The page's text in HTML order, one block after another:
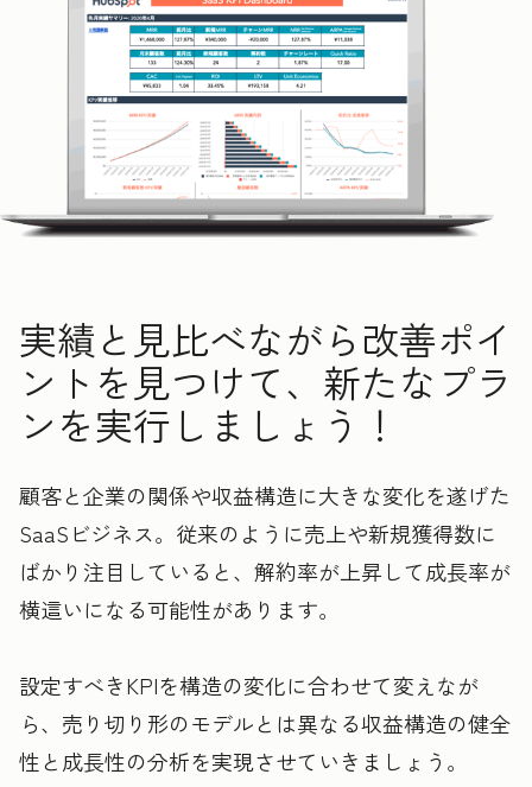
実績と見比べながら改善ポイ
ントを見つけて、新たなプラ
ンを実行しましょう！
顧客と企業の関係や収益構造に大きな変化を遂げた
SaaSビジネス。従来のように売上や新規獲得数に
ばかり注目していると、解約率が上昇して成長率が
横這いになる可能性があります。
設定すべきKPIを構造の変化に合わせて変えなが
ら、売り切り形のモデルとは異なる収益構造の健全
性と成長性の分析を実現させていきましょう。